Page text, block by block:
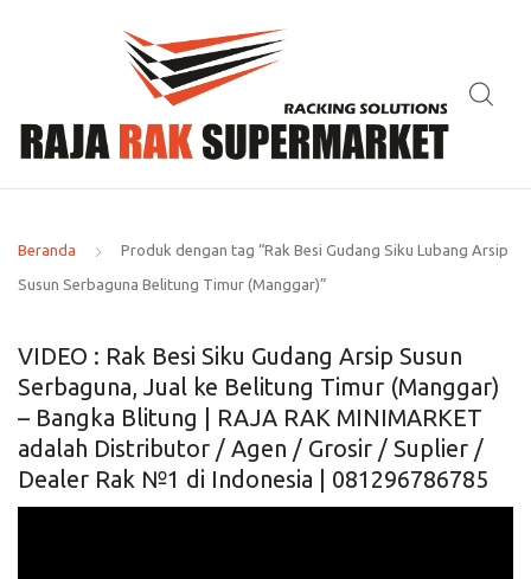
Beranda Produk dengan tag “Rak Besi Gudang Siku Lubang Arsip
Susun Serbaguna Belitung Timur (Manggar)”
VIDEO : Rak Besi Siku Gudang Arsip Susun
Serbaguna, Jual ke Belitung Timur (Manggar)
– Bangka Blitung | RAJA RAK MINIMARKET
adalah Distributor / Agen / Grosir / Suplier /
Dealer Rak №1 di Indonesia | 081296786785